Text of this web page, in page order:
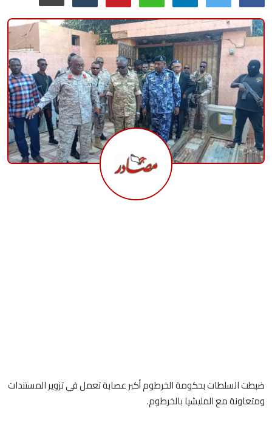
منوعات
حوادث وقضايا
عالمية
ضبطت السلطات بحكومة الخرطوم أكبر عصابة تعمل في تزوير المستندات
ومتعاونة مع المليشيا بالخرطوم.